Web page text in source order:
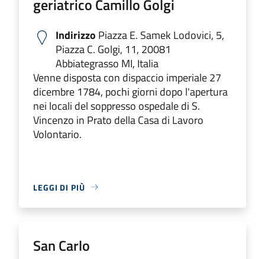
geriatrico Camillo Golgi
Indirizzo Piazza E. Samek Lodovici, 5,
Piazza C. Golgi, 11, 20081
Abbiategrasso MI, Italia
Venne disposta con dispaccio imperiale 27
dicembre 1784, pochi giorni dopo l'apertura
nei locali del soppresso ospedale di S.
Vincenzo in Prato della Casa di Lavoro
Volontario.
LEGGI DI PIÙ
San Carlo